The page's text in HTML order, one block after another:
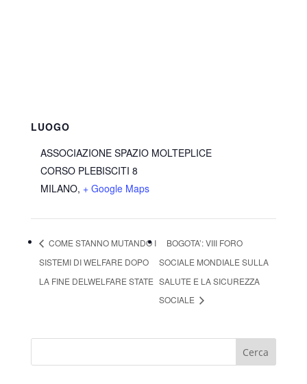
LUOGO
ASSOCIAZIONE SPAZIO MOLTEPLICE
CORSO PLEBISCITI 8
MILANO, + Google Maps
COME STANNO MUTANDO I
SISTEMI DI WELFARE DOPO
LA FINE DELWELFARE STATE
BOGOTA’: VIII FORO
SOCIALE MONDIALE SULLA
SALUTE E LA SICUREZZA
SOCIALE